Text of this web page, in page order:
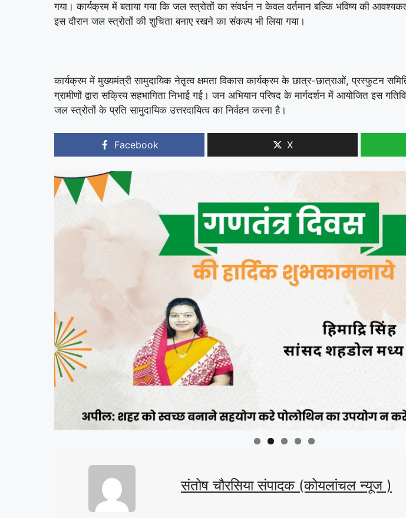
गया। कार्यक्रम में बताया गया कि जल स्त्रोतों का संवर्धन न केवल वर्तमान बल्कि भविष्य की
इस दौरान जल स्त्रोतों की शुचिता बनाए रखने का संकल्प भी लिया गया।
कार्यक्रम में मुख्यमंत्री सामुदायिक नेतृत्व क्षमता विकास कार्यक्रम के छात्र-छात्राओं, प्रस्फुटन
ग्रामीणों द्वारा सक्रिय सहभागिता निभाई गई। जन अभियान परिषद के मार्गदर्शन में आयोजित इस
जल स्त्रोतों के प्रति सामुदायिक उत्तरदायित्व का निर्वहन करना है।
Facebook X
संतोष चौरसिया संपादक (कोयलांचल न्यूज )